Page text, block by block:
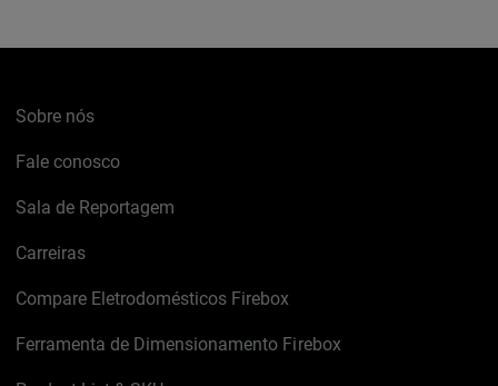
Sobre nós
Fale conosco
Sala de Reportagem
Carreiras
Compare Eletrodomésticos Firebox
Ferramenta de Dimensionamento Firebox